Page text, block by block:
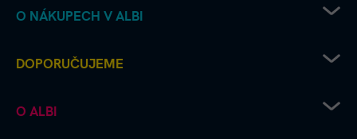
O NÁKUPECH V ALBI
Ochrana osobních údajů
Platební metody
DOPORUČUJEME
Albi čtení pro radost
O ALBI